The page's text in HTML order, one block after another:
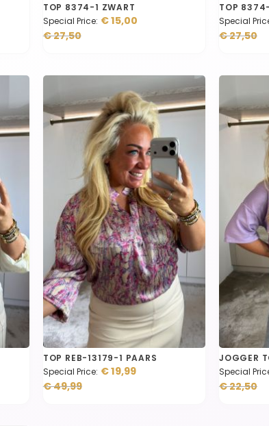
TOP 8374-1 ZWART
Special Price € 15,00
€ 27,50
TOP
Special
€ 27,50
TOP REB-13179-1 PAARS
Special Price € 19,99
€ 49,99
JOGGER
Special
€ 22,50